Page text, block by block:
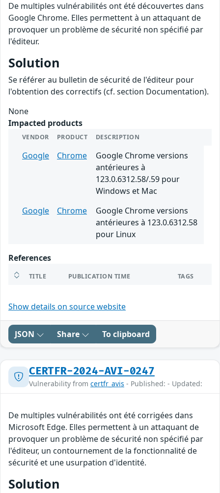
De multiples vulnérabilités ont été découvertes dans
Google Chrome. Elles permettent à un attaquant de
provoquer un problème de sécurité non spécifié par
l'éditeur.
Solution
Se référer au bulletin de sécurité de l'éditeur pour
l'obtention des correctifs (cf. section Documentation).
None
Impacted products
VENDOR PRODUCT DESCRIPTION
Google Chrome
Google Chrome versions
antérieures à
123.0.6312.58/.59 pour
Windows et Mac
Google
Chrome
Google Chrome versions
antérieures à 123.0.6312.58
pour Linux
References
TITLE PUBLICATION TIME TAGS
Show details on source website
JSON Share To clipboard
CERTFR-2024-AVI-0247
Vulnerability from certfr_avis - Published: - Updated:
De multiples vulnérabilités ont été corrigées dans
Microsoft Edge. Elles permettent à un attaquant de
provoquer un problème de sécurité non spécifié par
l'éditeur, un contournement de la fonctionnalité de
sécurité et une usurpation d'identité.
Solution